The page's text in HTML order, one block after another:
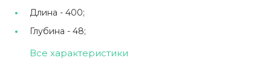
Длина - 400;
Глубина - 48;
Все характеристики